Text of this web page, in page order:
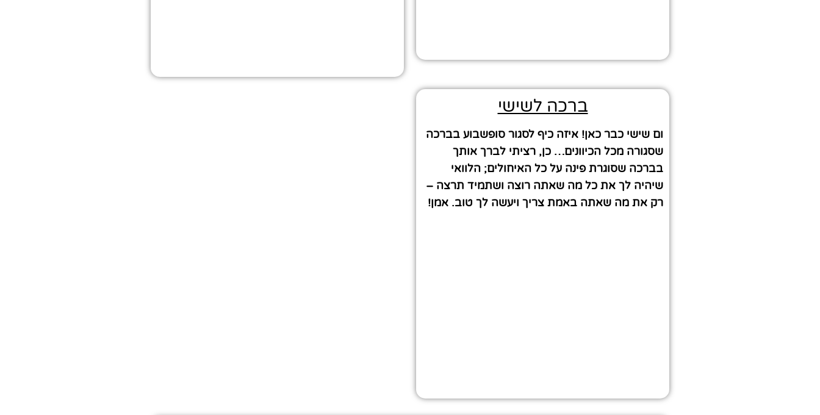
ברכה לשישי
ום שישי כבר כאן! איזה כיף לסגור סופשבוע בברכה
שסגורה מכל הכיוונים… כן, רציתי לברך אותך
בברכה שסוגרת פינה על כל האיחולים; הלוואי
שיהיה לך את כל מה שאתה רוצה ושתמיד תרצה –
רק את מה שאתה באמת צריך ויעשה לך טוב. אמן!